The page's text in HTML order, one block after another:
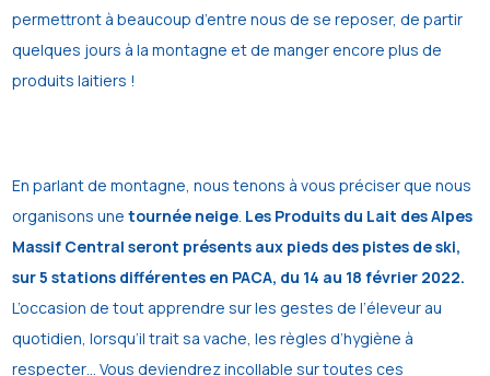
permettront à beaucoup d’entre nous de se reposer, de partir
quelques jours à la montagne et de manger encore plus de
produits laitiers !
En parlant de montagne, nous tenons à vous préciser que nous
organisons unetournée neige. Les Produits du Lait des Alpes
Massif Central seront présents aux pieds des pistes de ski,
sur 5 stations différentes en PACA, du 14 au 18 février 2022.
L’occasion de tout apprendre sur les gestes de l’éleveur au
quotidien, lorsqu’il trait sa vache, les règles d’hygiène à
respecter… Vous deviendrez incollable sur toutes ces